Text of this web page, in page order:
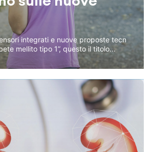
integrati e nuove proposte tecn
mellito tipo 1”, questo il titolo...